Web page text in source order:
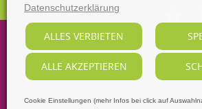
Datenschutzerklärung
ALLES VERBIETEN
ALLE AKZEPTIEREN
Cookie Einstellungen (mehr Infos bei click auf
2026Sabine Nendel Mediengestalterin.
Alle Rechte vorbehalten, soweit nicht
gekennzeichnet.